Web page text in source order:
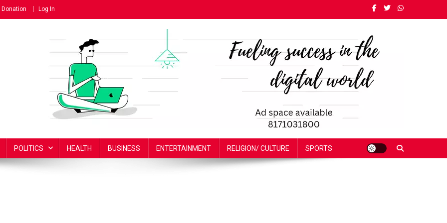
Donation Log In
POLITICS HEALTH BUSINESS ENTERTAINMENT RELIGION/ CULTURE SPORTS